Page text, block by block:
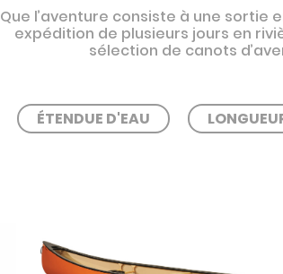
Que l’aventure consiste à une sortie
expédition de plusieurs jours en
sélection de canots
ÉTENDUE D'EAU